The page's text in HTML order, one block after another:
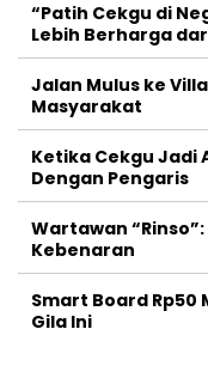
“Patih Cekgu di
Lebih Berharga
Jalan Mulus ke
Masyarakat
Ketika Cekgu Jadi
Dengan Pengaris
Wartawan
Kebenaran
Smart Board Rp50
Gila Ini